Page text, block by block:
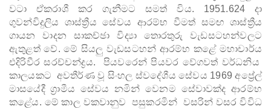
වටා
ඒකරාශී කර ගැනීමට සමත් විය. 1951.624 දා
ගුවන්විදුලිය
ශාස්ත්‍රීය සේවය ආරම්භ වීමත් සමඟ
ශාස්ත්‍රීය
ගායන
වාදන සාකච්ඡා විද්‍යා තොරතුරු
වැඩසටහන්වලට
ඇතුළත් වේ. මේ සියලු වැඩසටහන් ආරම්භ කළේ මහාචාර්ය
එදිරිවීර සරච්චන්ද්‍රය. පියවරෙන් පියවර වේගවත් වර්ධනිය
කාලයකට අවතීර්ණ වූ සිංහල ස්වදේශීය සේවය 1969අප්‍රේල්
මාසයේදී ග්‍රාමීය සේවය නමින් වෙනම සේවාවක්ද ආරම්භ
කළේය. මේ කාල වකවානුව පසුකරමින් වසරින් වසර විවිධ